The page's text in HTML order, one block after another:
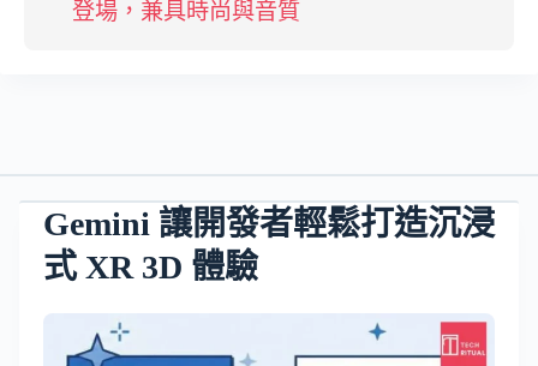
登場，兼具時尚與音質
Gemini 讓開發者輕鬆打造沉浸
式 XR 3D 體驗